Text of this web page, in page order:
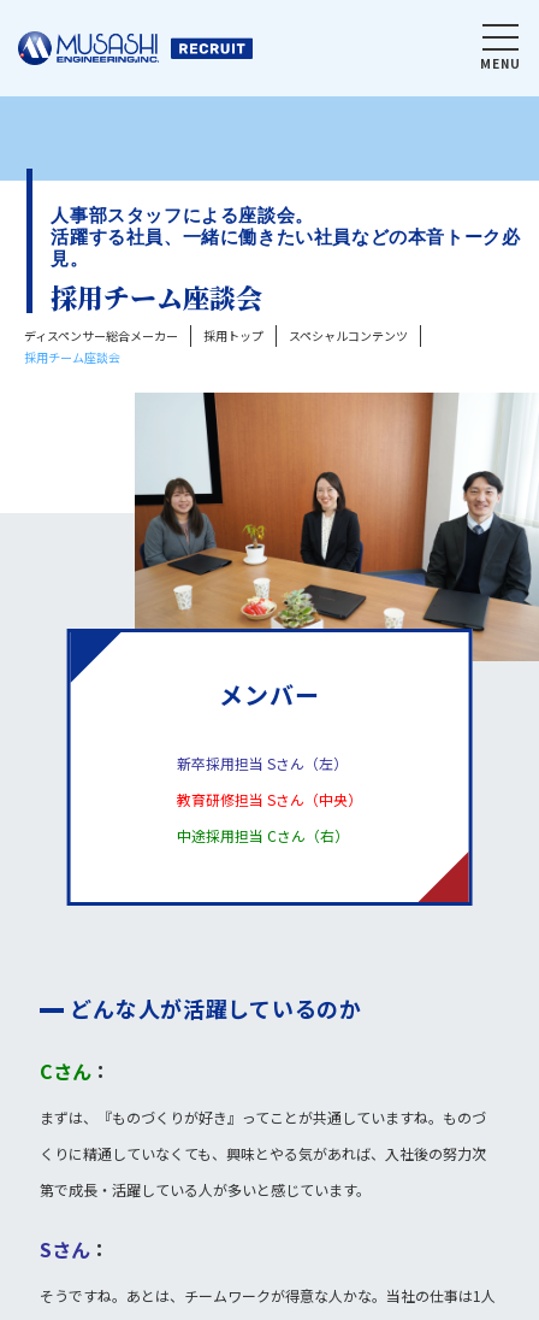
MENU
人事部スタッフによる座談会。
活躍する社員、一緒に働きたい社員などの本音トーク必
見。
採用チーム座談会
ディスペンサー総合メーカー 採用トップ
スペシャルコンテンツ
採用チーム座談会
メンバー
新卒採用担当 Sさん（左）
教育研修担当 Sさん（中央）
中途採用担当 Cさん（右）
どんな人が活躍しているのか
Cさん ：
まずは、『ものづくりが好き』ってことが共通していますね。ものづ
くりに精通していなくても、興味とやる気があれば、入社後の努力次
第で成長・活躍している人が多いと感じています。
Sさん ：
そうですね。あとは、チームワークが得意な人かな。当社の仕事は1人